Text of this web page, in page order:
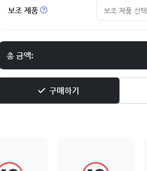
보조 제품 보조 제품 선택
총 금액:
구매하기